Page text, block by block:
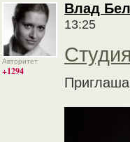
Авторитет
+1294
Влад
13:25
Студия